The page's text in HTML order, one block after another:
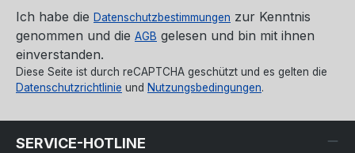
Ich habe die Datenschutzbestimmungen zur Kenntnis
genommen und die AGB gelesen und bin mit ihnen
einverstanden.
Diese Seite ist durch reCAPTCHA geschützt und es gelten die
Datenschutzrichtlinie und Nutzungsbedingungen.
SERVICE-HOTLINE